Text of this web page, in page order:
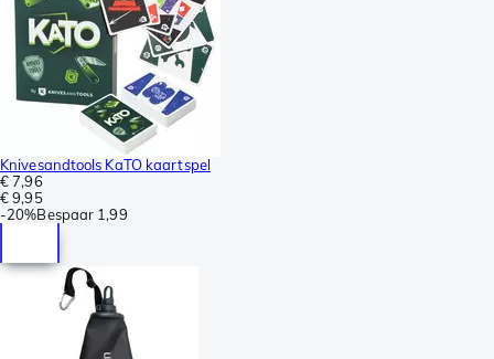
Knivesandtools KaTO kaartspel
€ 7,96
€ 9,95
-20%Bespaar 1,99